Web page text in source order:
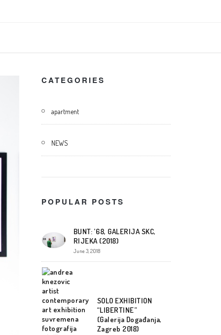
CATEGORIES
apartment
NEWS
POPULAR POSTS
BUNT: ’68, GALERIJA SKC,
RIJEKA (2018)
June 3, 2018
SOLO EXHIBITION
“LIBERTINE”
(Galerija Događanja,
Zagreb 2018)